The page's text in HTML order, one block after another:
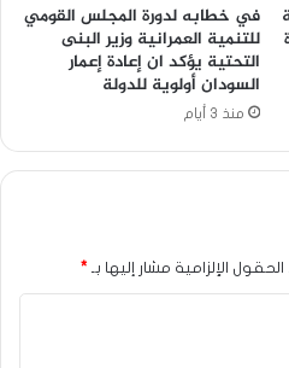
في خطابه لدورة المجلس القومي
للتنمية العمرانية وزير البنى
التحتية يؤكد ان إعادة إعمار
السودان أولوية للدولة
منذ 3 أيام
الحقول الإلزامية مشار إليها بـ *